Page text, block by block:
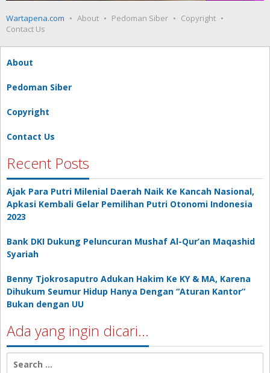
Wartapena.com About Pedoman Siber
Copyright
Contact Us
About
Pedoman Siber
Copyright
Contact Us
Recent Posts
Ajak Para Putri Milenial Daerah Naik Ke Kancah Nasional,
Apkasi Kembali Gelar Pemilihan Putri Otonomi Indonesia
2023
Bank DKI Dukung Peluncuran Mushaf Al-Qur’an Maqashid
Syariah
Benny Tjokrosaputro Adukan Hakim Ke KY & MA, Karena
Dihukum Seumur Hidup Hanya Dengan “Aturan Kantor”
Bukan dengan UU
Ada yang ingin dicari…
Search